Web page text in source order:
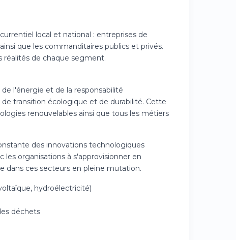
local et national : entreprises de
que les commanditaires publics et privés.
réalités de chaque segment.
l'énergie et de la responsabilité
transition écologique et de durabilité. Cette
renouvelables ainsi que tous les métiers
des innovations technologiques
organisations à s'approvisionner en
dans ces secteurs en pleine mutation.
hydroélectricité)
déchets